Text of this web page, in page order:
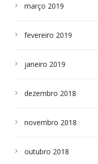
março 2019
fevereiro 2019
janeiro 2019
dezembro 2018
novembro 2018
outubro 2018